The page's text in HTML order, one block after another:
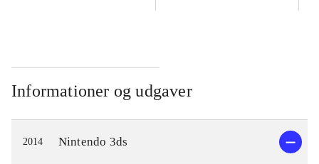
Informationer og udgaver
2014 Nintendo 3ds